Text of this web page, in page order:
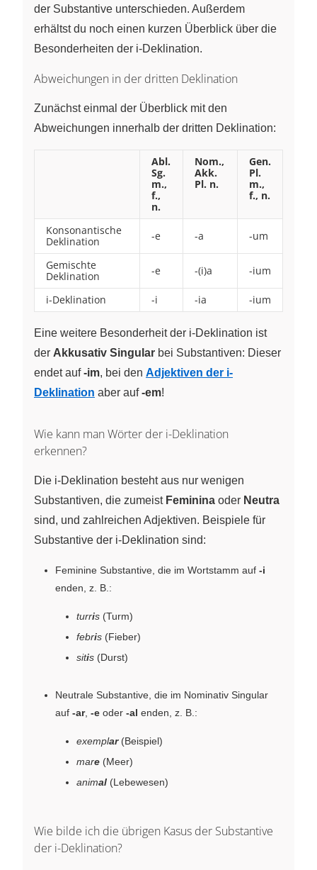
der Substantive unterschieden. Außerdem
erhältst du noch einen kurzen Überblick über die
Besonderheiten der i-Deklination.
Abweichungen in der dritten Deklination
Zunächst einmal der Überblick mit den
Abweichungen innerhalb der dritten Deklination:
Abl.
Sg.
m.,
f.,
n.
Nom.,
Akk.
Pl. n.
Gen.
Pl.
m.,
f., n.
Konsonantische
Deklination
-e -a -um
Gemischte
Deklination
-e -(i)a -ium
i-Deklination -i -ia -ium
Eine weitere Besonderheit der i-Deklination ist
der Akkusativ Singular bei Substantiven: Dieser
endet auf-im, bei den Adjektiven der i-
Deklination aber auf-em!
Wie kann man Wörter der i-Deklination
erkennen?
Die i-Deklination besteht aus nur wenigen
Substantiven, die zumeist Feminina oder Neutra
sind, und zahlreichen Adjektiven. Beispiele für
Substantive der i-Deklination sind:
Feminine Substantive, die im Wortstamm auf -i
enden, z. B.:
turris (Turm)
febris (Fieber)
sitis (Durst)
Neutrale Substantive, die im Nominativ Singular
auf -ar, -e oder -al enden, z. B.:
exemplar(Beispiel)
mare (Meer)
animal (Lebewesen)
Wie bilde ich die übrigen Kasus der Substantive
der i-Deklination?